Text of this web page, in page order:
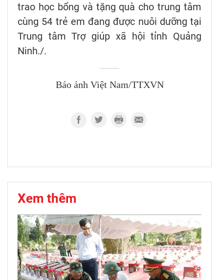
trao học bổng và tặng quà cho trung tâm
cùng 54 trẻ em đang được nuôi dưỡng tại
Trung tâm Trợ giúp xã hội tỉnh Quảng
Ninh./.
Báo ảnh Việt Nam/TTXVN
Xem thêm